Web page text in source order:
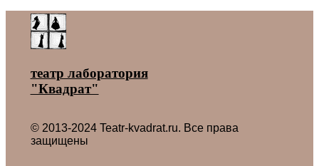
театр лаборатория
"Квадрат"
© 2013-2024 Teatr-kvadrat.ru. Все права
защищены